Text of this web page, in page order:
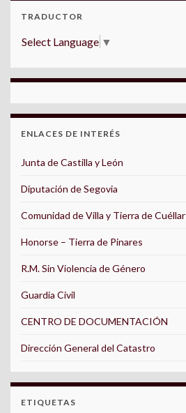
TRADUCTOR
Select Language ▼
ENLACES DE INTERÉS
Junta de Castilla y León
Diputación de Segovia
Comunidad de Villa y Tierra de Cuéllar
Honorse – Tierra de Pinares
R.M. Sin Violencia de Género
Guardia Civil
CENTRO DE DOCUMENTACIÓN
Dirección General del Catastro
ETIQUETAS